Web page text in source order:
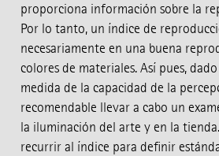
proporciona información sobre la
Por lo tanto, un índice de
necesariamente en una buena
colores de materiales. Así pues,
medida de la capacidad de la
recomendable llevar a cabo un
la iluminación del arte y en la
recurrir al índice para definir